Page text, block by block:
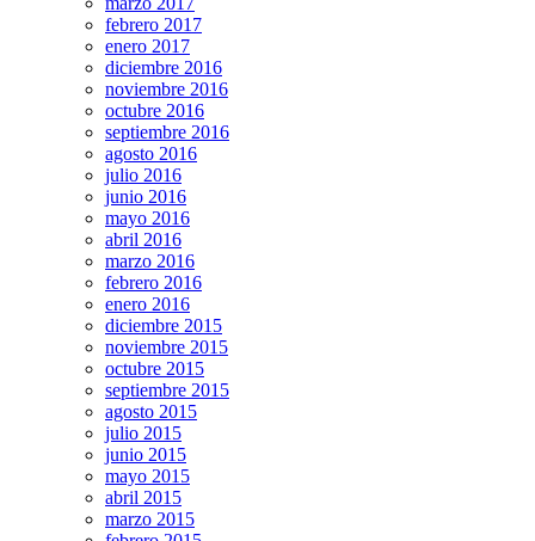
febrero 2017
enero 2017
diciembre 2016
noviembre 2016
octubre 2016
septiembre 2016
agosto 2016
julio 2016
junio 2016
mayo 2016
abril 2016
marzo 2016
febrero 2016
enero 2016
diciembre 2015
noviembre 2015
octubre 2015
septiembre 2015
agosto 2015
julio 2015
junio 2015
mayo 2015
abril 2015
marzo 2015